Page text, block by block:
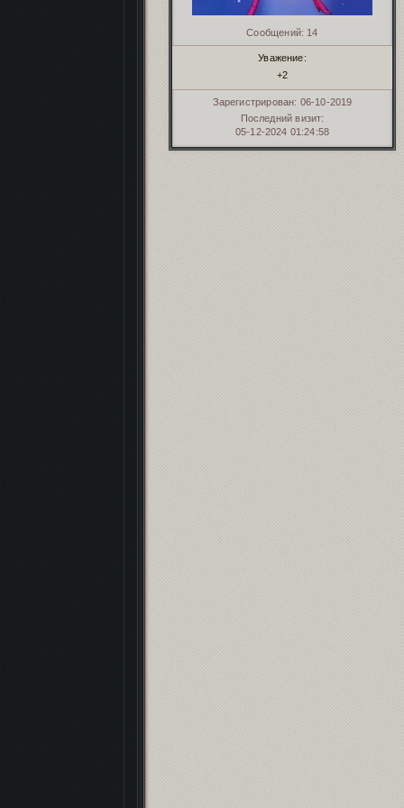
Сообщений: 14
Уважение:
+2
Зарегистрирован: 06-10-2019
Последний визит:
05-12-2024 01:24:58